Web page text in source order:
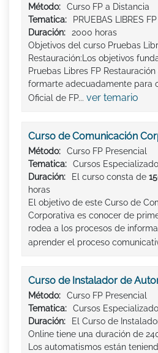
Método:
Curso FP a Distancia
Tematica:
PRUEBAS LIBRES
Duración:
2000 horas
Objetivos del curso Pruebas
Restauración:Los objetivos
Pruebas Libres FP
formarte adecuadamente para
Oficial de FP... ver temario
Curso de Comunicación
Método:
Curso FP Presencial
Tematica:
Cursos
Duración:
El curso consta de
horas
El objetivo de este Curso de
Corporativa es conocer de
rodea a los procesos de
aprender el proceso
Curso de Instalador de
Método:
Curso FP Presencial
Tematica:
Cursos
Duración:
El Curso de
Online tiene una duración de
Los automatismos están